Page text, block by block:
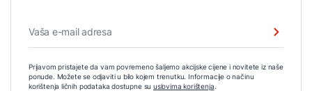
Prijavom pristajete da vam povremeno šaljemo akcijske cijene i novitete iz naše
ponude. Možete se odjaviti u bilo kojem trenutku. Informacije o načinu
korištenja ličnih podataka dostupne su uslovima korištenja.